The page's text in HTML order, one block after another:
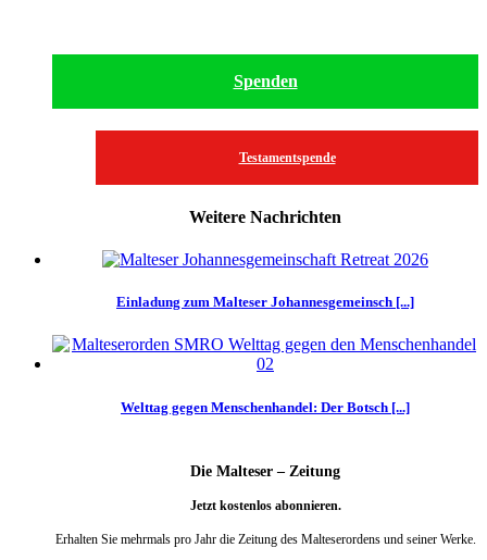
Spenden
Testamentspende
Weitere Nachrichten
Einladung zum Malteser Johannesgemeinsch [...]
Welttag gegen Menschenhandel: Der Botsch [...]
Die Malteser – Zeitung
Jetzt kostenlos abonnieren.
Erhalten Sie mehrmals pro Jahr die Zeitung des Malteserordens und seiner Werke.